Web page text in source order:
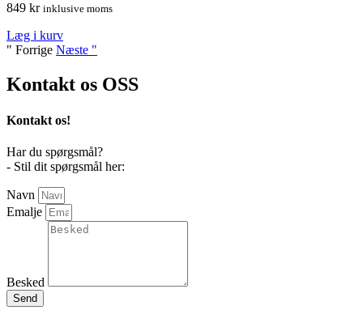
849 kr inklusive moms
Læg i kurv
" Forrige Næste "
Kontakt os OSS
Kontakt os!
Har du spørgsmål?
- Stil dit spørgsmål her:
Navn
Emalje
Besked
Send